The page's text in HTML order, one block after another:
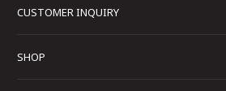
CUSTOMER INQUIRY
SHOP